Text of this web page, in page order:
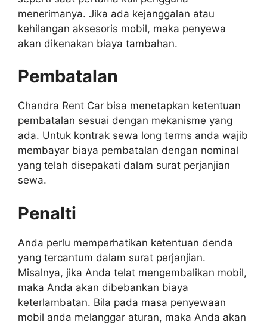
menerimanya. Jika ada kejanggalan atau
kehilangan aksesoris mobil, maka penyewa
akan dikenakan biaya tambahan.
Pembatalan
Chandra Rent Car bisa menetapkan ketentuan
pembatalan sesuai dengan mekanisme yang
ada. Untuk kontrak sewa long terms anda wajib
membayar biaya pembatalan dengan nominal
yang telah disepakati dalam surat perjanjian
sewa.
Penalti
Anda perlu memperhatikan ketentuan denda
yang tercantum dalam surat perjanjian.
Misalnya, jika Anda telat mengembalikan mobil,
maka Anda akan dibebankan biaya
keterlambatan. Bila pada masa penyewaan
mobil anda melanggar aturan, maka Anda akan